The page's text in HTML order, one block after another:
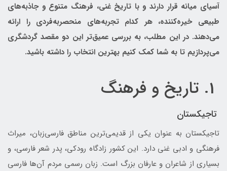
آسیای میانه قرار دارند و با تاریخ غنی، فرهنگ متنوع و جاذبه‌های
طبیعی خیره‌کننده، هر کدام تجربه‌های منحصربه‌فردی را ارائه
می‌دهند. در این مطلب، به بررسی عمیق‌تر این دو مقصد گردشگری
می‌پردازیم تا به شما کمک کنیم بهترین انتخاب را داشته باشید.
تاجیکستان
تاجیکستان به عنوان یکی از قدیمی‌ترین مناطق فارسی‌زبان، میراث
فرهنگی و ادبی غنی دارد. این کشور زادگاه رودکی، پدر شعر فارسی، و
بسیاری از شاعران و عارفان بزرگ است. زبان رسمی مردم آن‌ها فارسی